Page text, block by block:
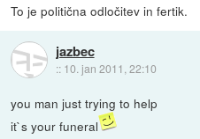
To je politična odločitev in fertik.
jazbec
:: 10. jan 2011, 22:10
you man just trying to help
it`s your funeral